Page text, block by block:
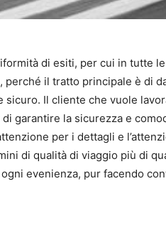
di esiti, per cui in tutte
perché il tratto principale è di
Il cliente che vuole
garantire la sicurezza e
per i dettagli e
di qualità di viaggio più di
evenienza, pur facendo